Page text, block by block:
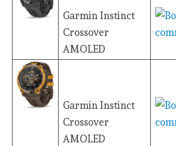
Garmin Instinct
Crossover
AMOLED
Garmin Instinct
Crossover
AMOLED